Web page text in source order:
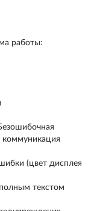
работы:
коммуникация
(цвет дисплея
текстом